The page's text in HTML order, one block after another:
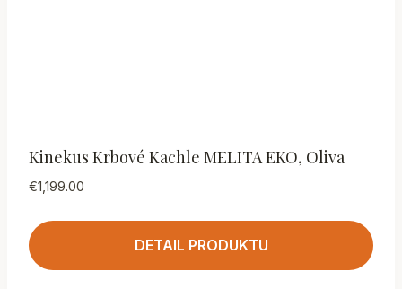
Kinekus Krbové Kachle MELITA EKO, Oliva
€1,199.00
DETAIL PRODUKTU